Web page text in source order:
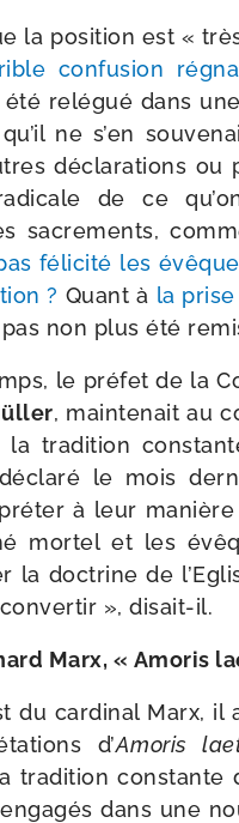
la posi­tion est «
confu­sion
relé­gué dans
ne s’en
décla­ra­tions
de ce
sacre­ments,
pas féli­ci­té les
? Quant à la
pas non plus été
le pré­fet de la
, main­te­nait au
la tra­di­tion
le mois
à leur
mor­tel et les
la doc­trine de
», disait-il.
Marx, « Amoris
du car­di­nal Marx,
d’Amoris
tra­di­tion constante
dans une